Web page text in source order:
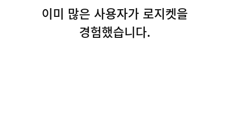
이미 많은 사용자가 로지켓을
경험했습니다.